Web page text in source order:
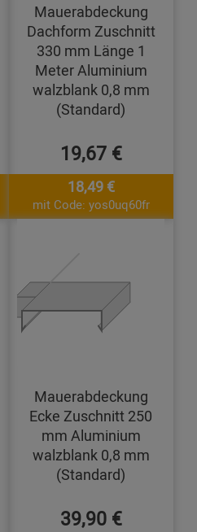
Mauerabdeckung
Dachform Zuschnitt
330 mm Länge 1
Meter Aluminium
walzblank 0,8 mm
(Standard)
19,67 €
18,49 €
mit Code: yos0uq60fr
Mauerabdeckung
Ecke Zuschnitt 250
mm Aluminium
walzblank 0,8 mm
(Standard)
39,90 €